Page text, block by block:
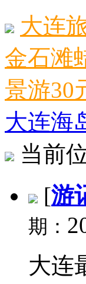
大连
金石滩
景游30
大连海
当前
[游
期：
大连